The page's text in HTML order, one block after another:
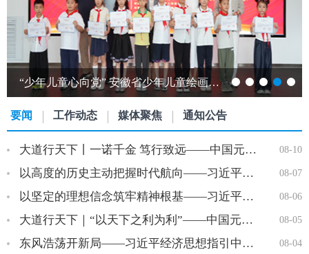
“少年儿童心向党” 安徽省少年儿童绘画书法作品展开展…
要闻 工作动态 媒体聚焦 通知公告
08-10
大道行天下丨一诺千金 笃行致远——中国元首外交的世界情怀与大…
08-07
以高度的历史主动把握时代航向——习近平党建思想理论品格系列述…
08-06
以坚定的理想信念筑牢精神根基——习近平党建思想理论品格系列述…
08-05
大道行天下｜“以天下之利为利”——中国元首外交的世界情怀与大…
08-04
东风浩荡开新局——习近平经济思想指引中国经济高质量发展行稳致…